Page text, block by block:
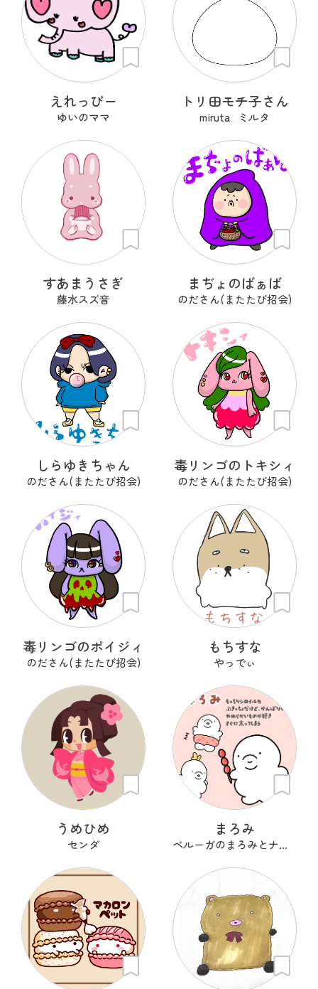
えれっぴー
ゆいのママ
トリ田モチ子さん
miruta_ミルタ
すあまうさぎ
藤水スズ音
まぢょのばぁば
のださん(またたび招会)
しらゆきちゃん
のださん(またたび招会)
毒リンゴのトキシィ
のださん(またたび招会)
毒リンゴのポイジィ
のださん(またたび招会)
もちすな
やっでぃ
うめひめ
センダ
まろみ
ベルーガのまろみとナカマたち